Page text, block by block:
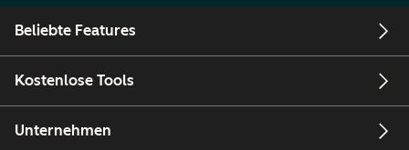
Beliebte Features
Kostenlose Tools
Unternehmen